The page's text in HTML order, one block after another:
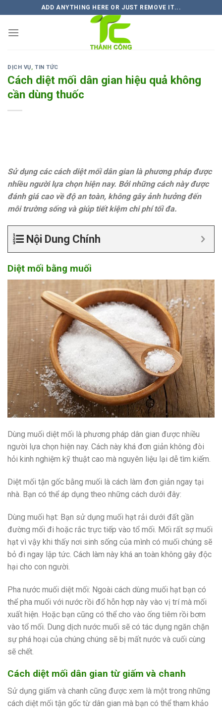
to
content
ADD ANYTHING HERE OR JUST REMOVE IT...
DỊCH VỤ,TIN TỨC
Cách diệt mối dân gian hiệu quả không
cần dùng thuốc
Sử dụng các cách diệt mối dân gian là phương pháp được
nhiều người lựa chọn hiện nay. Bởi những cách này được
đánh giá cao về độ an toàn, không gây ảnh hưởng đến
môi trường sống và giúp tiết kiệm chi phí tối đa.
Nội Dung Chính
Diệt mối bằng muối
Dùng muối diệt mối là phương pháp dân gian được nhiều
người lựa chọn hiện nay. Cách này khá đơn giản không đòi
hỏi kinh nghiệm kỹ thuật cao mà nguyên liệu lại dễ tìm kiếm.
Diệt mối tận gốc bằng muối là cách làm đơn giản ngay tại
nhà. Bạn có thể áp dụng theo những cách dưới đây:
Dùng muối hạt: Bạn sử dụng muối hạt rải dưới đất gần
đường mối đi hoặc rắc trực tiếp vào tổ mối. Mối rất sợ muối
hạt vì vậy khi thấy nơi sinh sống của mình có muối chúng sẽ
bỏ đi ngay lập tức. Cách làm này khá an toàn không gây độc
hại cho con người.
Pha nước muối diệt mối: Ngoài cách dùng muối hạt bạn có
thể pha muối với nước rồi đổ hỗn hợp này vào vị trí mà mối
xuất hiện. Hoặc bạn cũng có thể cho vào ống tiêm rồi bơm
vào tổ mối. Dung dịch nước muối sẽ có tác dụng ngăn chặn
sự phá hoại của chúng chúng sẽ bị mất nước và cuối cùng
sẽ chết.
Cách diệt mối dân gian từ giấm và chanh
Sử dụng giấm và chanh cũng được xem là một trong những
cách diệt mối tận gốc từ dân gian mà bạn có thể tham khảo